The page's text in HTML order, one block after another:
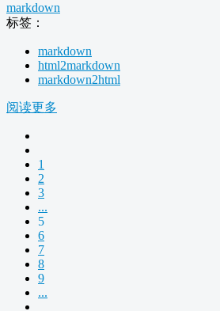
markdown
标签：
markdown
html2markdown
markdown2html
阅读更多
1
2
3
...
5
6
7
8
9
...